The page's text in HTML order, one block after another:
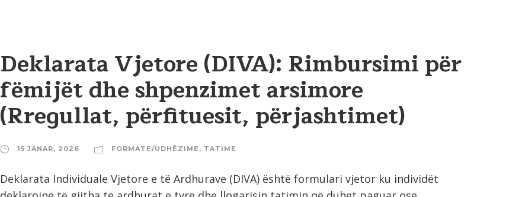
Deklarata Vjetore (DIVA): Rimbursimi për
fëmijët dhe shpenzimet arsimore
(Rregullat, përfituesit, përjashtimet)
15 JANAR, 2026 FORMATE/UDHËZIME , TATIME
Deklarata Individuale Vjetore e të Ardhurave (DIVA) është formulari vjetor ku individët